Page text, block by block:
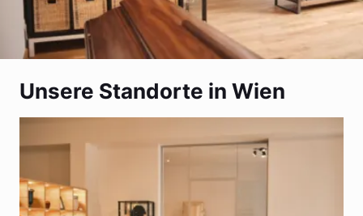
Unsere Standorte in Wien